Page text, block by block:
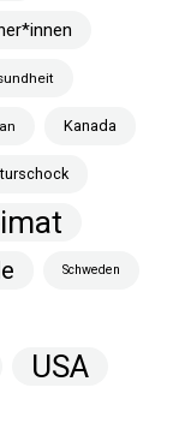
Kanada
Schweden
USA